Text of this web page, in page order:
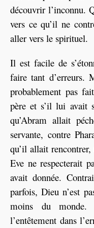
découvrir l’inconnu.
vers ce qu’il ne
aller vers le spirituel.
Il est facile de
faire tant d’erreurs.
probablement pas
père et s’il lui avait
qu’Abram allait
servante, contre
qu’il allait
Eve ne respecterait
avait donnée.
parfois, Dieu n’est
moins du monde.
l’entêtement dans